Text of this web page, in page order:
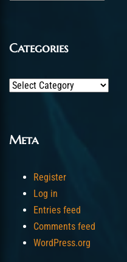
Categories
Categories
Meta
Register
Log in
Entries feed
Comments feed
WordPress.org